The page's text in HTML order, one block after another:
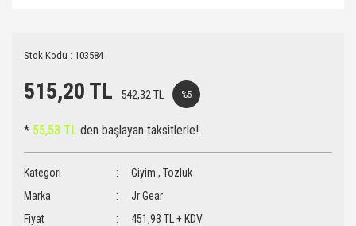
Stok Kodu : 103584
515,20 TL 542,32 TL %5
* 55,53 TL den başlayan taksitlerle!
Kategori Giyim ,Tozluk
Marka
Jr Gear
Fiyat
451,93 TL + KDV